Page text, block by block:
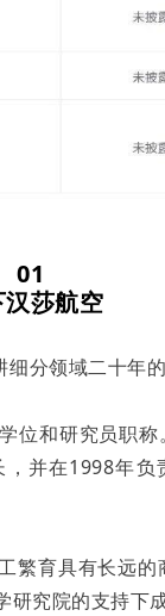
01
莎航空
分领域二十年的
位和研究员职
并在1998年
繁育具有长远
究院的支持下成